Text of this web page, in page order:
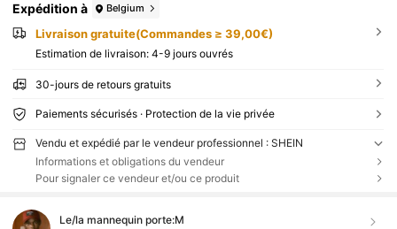
Expédition à Belgium
Livraison gratuite(Commandes ≥ 39,00€)
Estimation de livraison: 4-9 jours ouvrés
30-jours de retours gratuits
Paiements sécurisés · Protection de la vie privée
Vendu et expédié par le vendeur professionnel : SHEIN
Informations et obligations du vendeur
Pour signaler ce vendeur et/ou ce produit
Le/la mannequin porte:M